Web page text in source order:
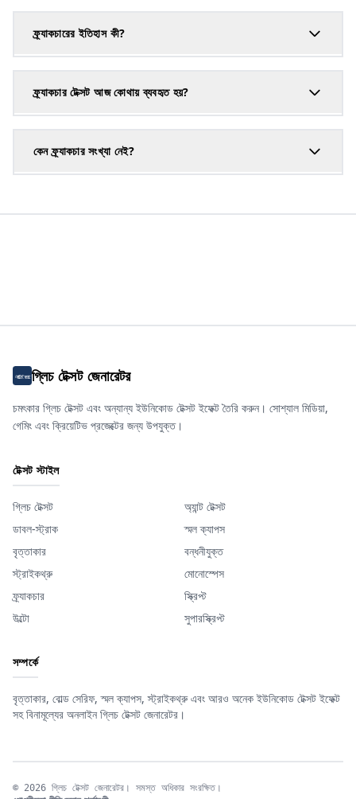
ফ্র্যাকচারের ইতিহাস কী?
ফ্র্যাকচার টেক্সট আজ কোথায় ব্যবহৃত হয়?
কেন ফ্র্যাকচার সংখ্যা নেই?
গ্লিচ টেক্সট জেনারেটর
চমৎকার গ্লিচ টেক্সট এবং অন্যান্য ইউনিকোড টেক্সট ইফেক্ট তৈরি করুন। সোশ্যাল মিডিয়া,
গেমিং এবং ক্রিয়েটিভ প্রজেক্টের জন্য উপযুক্ত।
টেক্সট স্টাইল
গ্লিচ টেক্সট
অ্যান্ট টেক্সট
ডাবল-স্ট্রাক
স্মল ক্যাপস
বৃত্তাকার
বন্ধনীযুক্ত
স্ট্রাইকথ্রু
মোনোস্পেস
ফ্র্যাকচার
স্ক্রিপ্ট
উল্টো
সুপারস্ক্রিপ্ট
সম্পর্কে
বৃত্তাকার, বোল্ড সেরিফ, স্মল ক্যাপস, স্ট্রাইকথ্রু এবং আরও অনেক ইউনিকোড টেক্সট ইফেক্ট
সহ বিনামূল্যের অনলাইন গ্লিচ টেক্সট জেনারেটর।
© 2026 গ্লিচ টেক্সট জেনারেটর। সমস্ত অধিকার সংরক্ষিত।